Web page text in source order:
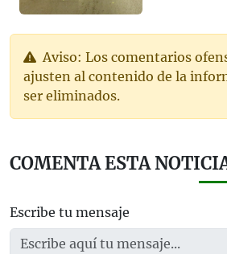
Aviso: Los comentarios
ajusten al contenido de la
ser eliminados.
COMENTA ESTA
Escribe tu mensaje